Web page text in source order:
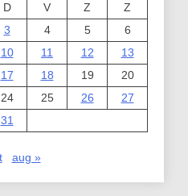
D V Z
Z
3 4 5
6
10 11 12
13
17 18 19
20
24 25 26
27
31
aug »